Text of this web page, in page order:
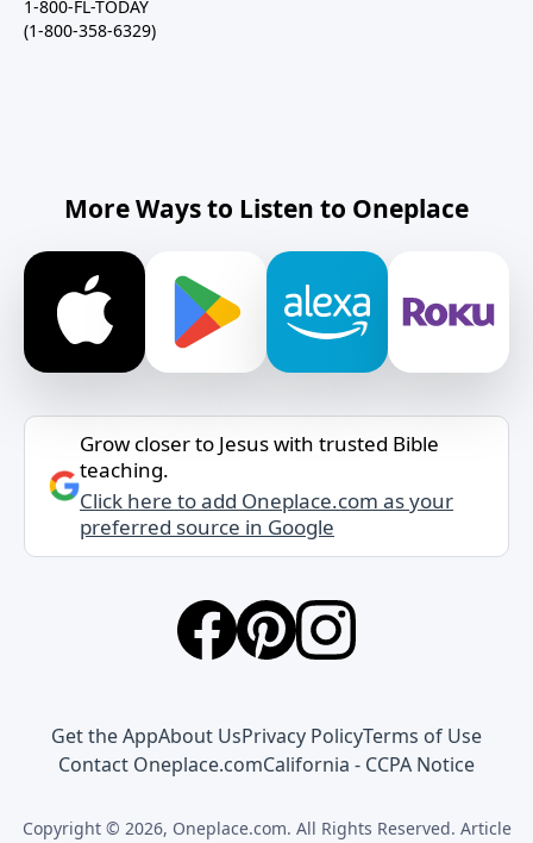
1-800-FL-TODAY
(1-800-358-6329)
More Ways to Listen to Oneplace
Grow closer to Jesus with trusted Bible
teaching.
Click here to add Oneplace.com as your
preferred source in Google
Get the AppAbout UsPrivacy PolicyTerms of Use
Contact Oneplace.comCalifornia - CCPA Notice
Copyright © 2026, Oneplace.com. All Rights Reserved. Article